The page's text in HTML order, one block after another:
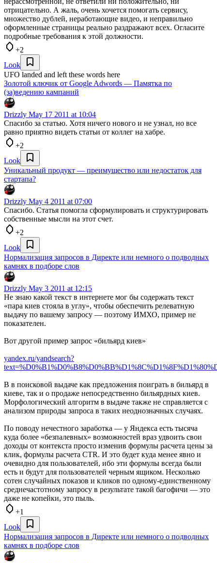
отрицательно. А жаль, очень хочется помогать сервису,
множество дублей, неработающие видео, и неправильно
оформленные страницы реально раздражают всех. Огласите
подробные требования к этой должности.
+2
Look
UFO landed and left these words here
Золотой ключик от Google Adwords — Памятка по
(за)ведению кампаний
Drizzly May 17 2011 at 10:04
Спасибо за статью. Хотя ничего нового и не узнал, но все
равно приятно видеть статьи от коллег на хабре.
+2
Look
Уникальный продукт — преимущество или недостаток для
стартапа?
Drizzly May 4 2011 at 07:00
Спасибо. Статья помогла сформулировать и структурировать
собственные мысли на этот счет.
+2
Look
Нормализация запросов в Директе или немного о подводных
камнях в подборе слов
Drizzly May 3 2011 at 12:15
Не знаю какой текст в интернете мог бы содержать текст
«пара киев стояла в углу», чтобы обеспечить релеватную
выдачу по вашему запросу — поэтому ИМХО, пример не
показателен.
Вот другой пример запрос «бильярд киев»
yandex.ru/yandsearch?
В в поисковой выдаче как предложения поиграть в бильярд в
киеве, так и о продаже непосредственно бильярдных киев.
Морфологический алгоритм в выдаче также не справляется с
анализом природы запроса в таких неоднозначных случаях.
По поводу нечестного заработка — у Яндекса есть тысяча
куда более «безпалевных» возможностей враз удвоить свои
доходы от контекста просто изменив формулы расчета цены за
клик, формулы расчета CTR. И это будет куда менее явно и
очевидно для пользователей, ибо эти формулы всегда были
есть и будут для пользователей черным ящиком. Несколько
сотен случайных показов и кликов по одному-единственному
среднечастотному запросу в результате такой багофичи — это
даже не копейки, это пыль.
+1
Look
Нормализация запросов в Директе или немного о подводных
камнях в подборе слов